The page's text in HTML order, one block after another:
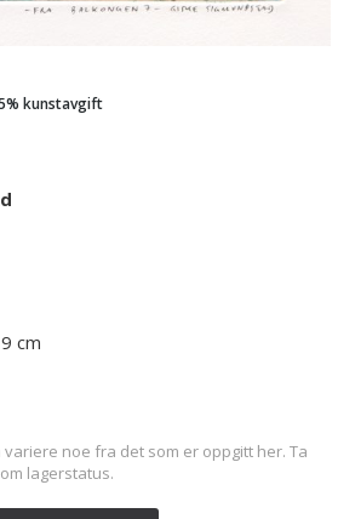
kunstavgift
cm
noe fra det som er oppgitt her. Ta
lagerstatus.